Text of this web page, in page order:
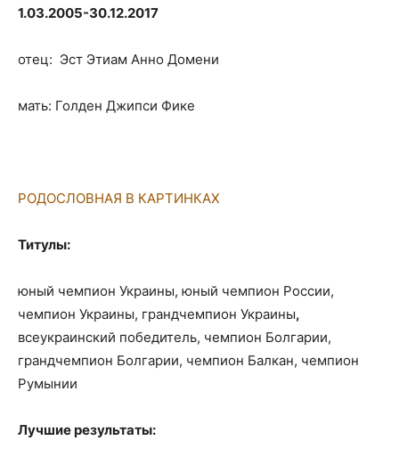
1.03.2005-30.12.2017
отец: Эст Этиам Анно Домени
мать: Голден Джипси Фике
РОДОСЛОВНАЯ В КАРТИНКАХ
Титулы:
юный чемпион Украины, юный чемпион России,
чемпион Украины, грандчемпион Украины,
всеукраинский победитель, чемпион Болгарии,
грандчемпион Болгарии, чемпион Балкан, чемпион
Румынии
Лучшие результаты: